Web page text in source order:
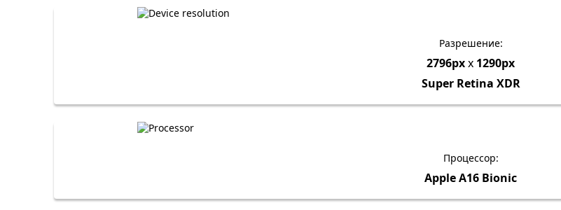
Разрешение:
2796pxx 1290px
Super Retina XDR
Процессор:
Apple A16 Bionic